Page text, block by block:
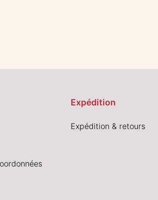
Expédition
Expédition & retours